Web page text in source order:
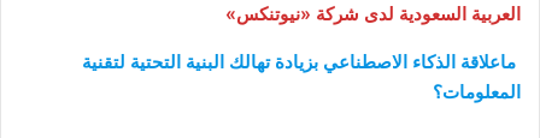
العربية السعودية لدى شركة «نيوتنكس»
ماعلاقة الذكاء الاصطناعي بزيادة تهالك البنية التحتية لتقنية
المعلومات؟